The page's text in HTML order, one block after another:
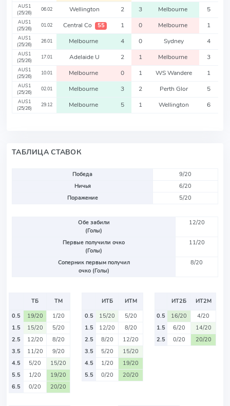
AUS1
(25/26)
06.02 Wellington 2 3 Melbourne 5
AUS1
(25/26)
01.02 Central Co 55 1 0 Melbourne 1
AUS1
(25/26)
26.01 Melbourne 4 0 Sydney 4
AUS1
(25/26)
17.01 Adelaide U 2 1 Melbourne 3
AUS1
(25/26)
10.01 Melbourne 0 1 WS Wandere 1
AUS1
(25/26)
02.01 Melbourne 3 2 Perth Glor 5
AUS1
(25/26)
29.12 Melbourne 5 1 Wellington 6
ТАБЛИЦА СТАВОК
Победа
9/20
Ничья
6/20
Поражение
5/20
Обе забили
(Голы)
12/20
Первые получили очко
(Голы)
11/20
Соперник первым получил
очко (Голы)
8/20
ТБ
ТМ
0.5
19/20
1/20
1.5
15/20
5/20
2.5
12/20
8/20
3.5
11/20
9/20
4.5
5/20
15/20
5.5
1/20
19/20
6.5
0/20 20/20
ИТБ
ИТМ
0.5
15/20
5/20
1.5
12/20
8/20
2.5
8/20
12/20
3.5
5/20
15/20
4.5
1/20
19/20
5.5
0/20 20/20
ИТ2Б
ИТ2М
0.5
16/20
4/20
1.5
6/20
14/20
2.5
0/20 20/20